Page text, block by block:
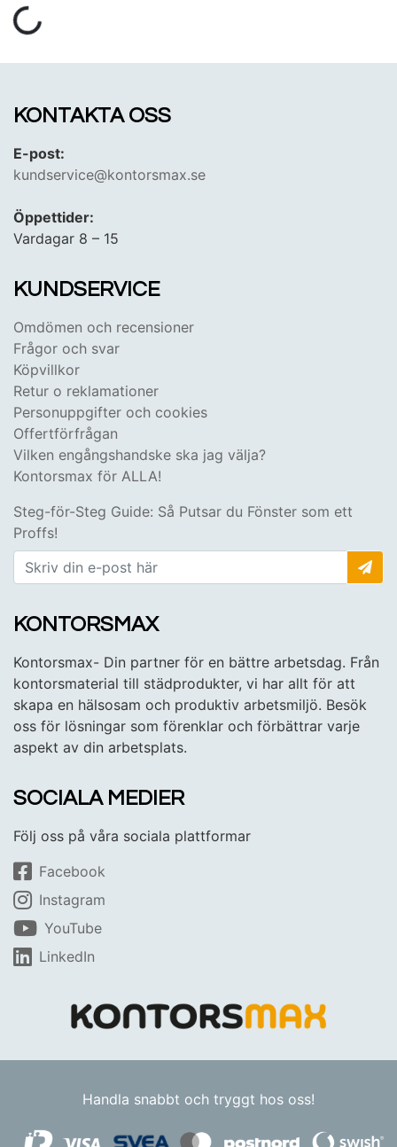
KONTAKTA OSS
E-post:
kundservice@kontorsmax.se
Öppettider:
Vardagar 8 – 15
KUNDSERVICE
Omdömen och recensioner
Frågor och svar
Köpvillkor
Retur o reklamationer
Personuppgifter och cookies
Offertförfrågan
Vilken engångshandske ska jag välja?
Kontorsmax för ALLA!
Steg-för-Steg Guide: Så Putsar du Fönster som ett
Proffs!
KONTORSMAX
Kontorsmax- Din partner för en bättre arbetsdag. Från
kontorsmaterial till städprodukter, vi har allt för att
skapa en hälsosam och produktiv arbetsmiljö. Besök
oss för lösningar som förenklar och förbättrar varje
aspekt av din arbetsplats.
SOCIALA MEDIER
Följ oss på våra sociala plattformar
Facebook
Instagram
YouTube
LinkedIn
Handla snabbt och tryggt hos oss!